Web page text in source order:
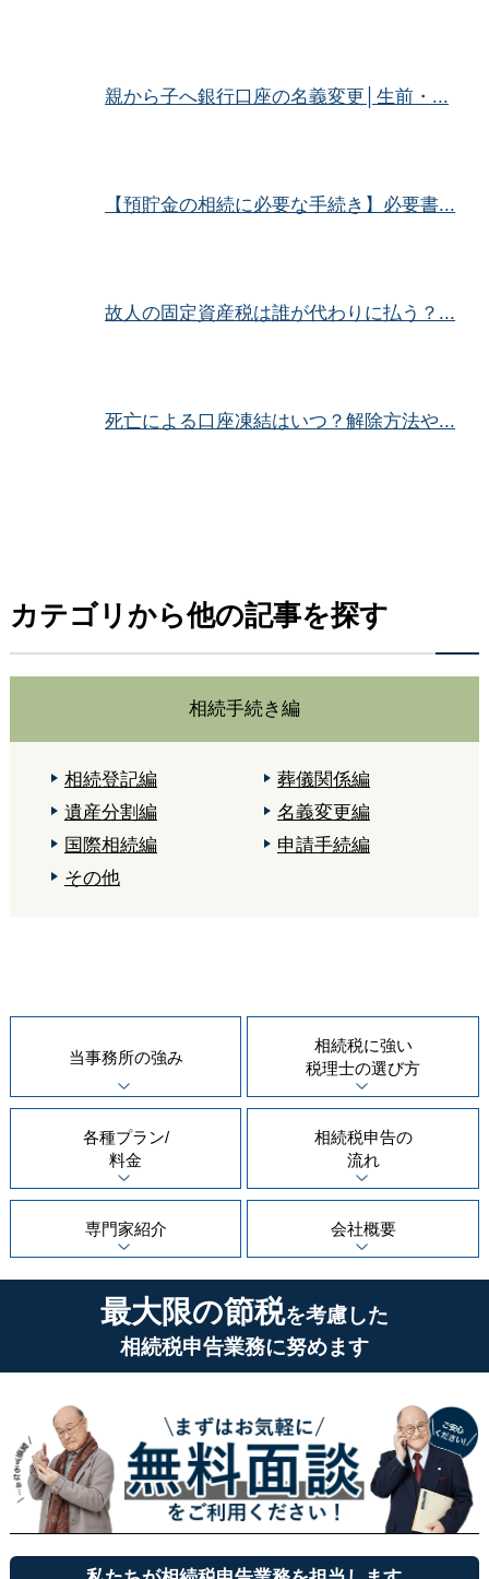
親から子へ銀行口座の名義変更│生前・...
【預貯金の相続に必要な手続き】必要書...
故人の固定資産税は誰が代わりに払う？...
死亡による口座凍結はいつ？解除方法や...
カテゴリから他の記事を探す
相続手続き編
相続登記編
葬儀関係編
遺産分割編
名義変更編
国際相続編
申請手続編
その他
当事務所の強み
相続税に強い
税理士の選び方
各種プラン/
料金
相続税申告の
流れ
専門家紹介 会社概要
最大限の節税を考慮した
相続税申告業務に努めます